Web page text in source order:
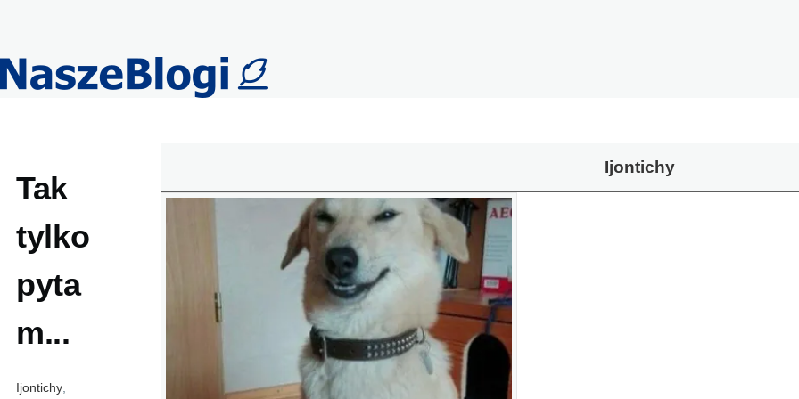
Tak
tylko
pyta
m...
Ijontichy,
Ijontichy